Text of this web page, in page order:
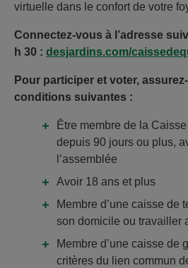
virtuelle dans le confort de votre
Connectez-vous à l’adresse
h 30 : desjardins.com/
Pour participer et voter,
conditions suivantes :
Être membre de la
depuis 90 jours ou plus,
l’assemblée
Avoir 18 ans et plus
Membre d’une caisse de
son domicile ou travailler
Membre d’une caisse de
critères du lien commun